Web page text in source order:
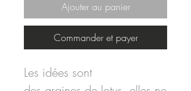
Ajouter au panier
Commander et payer
Les idées sont